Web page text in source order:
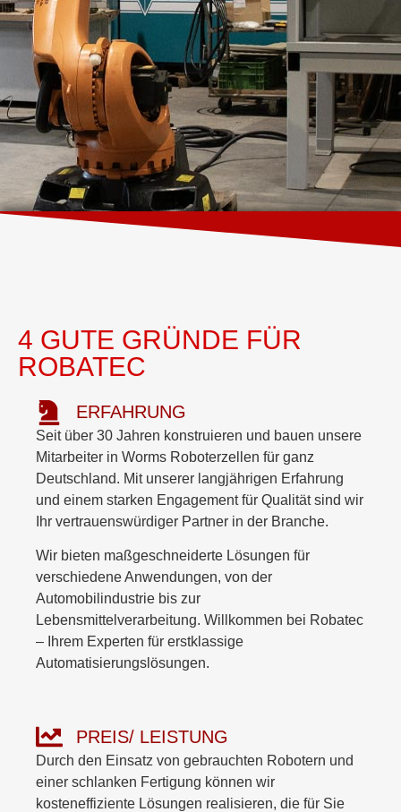
4 GUTE GRÜNDE FÜR
ROBATEC
ERFAHRUNG
Seit über 30 Jahren konstruieren und bauen unsere
Mitarbeiter in Worms Roboterzellen für ganz
Deutschland. Mit unserer langjährigen Erfahrung
und einem starken Engagement für Qualität sind wir
Ihr vertrauenswürdiger Partner in der Branche.
Wir bieten maßgeschneiderte Lösungen für
verschiedene Anwendungen, von der
Automobilindustrie bis zur
Lebensmittelverarbeitung. Willkommen bei Robatec
– Ihrem Experten für erstklassige
Automatisierungslösungen.
PREIS/ LEISTUNG
Durch den Einsatz von gebrauchten Robotern und
einer schlanken Fertigung können wir
kosteneffiziente Lösungen realisieren, die für Sie